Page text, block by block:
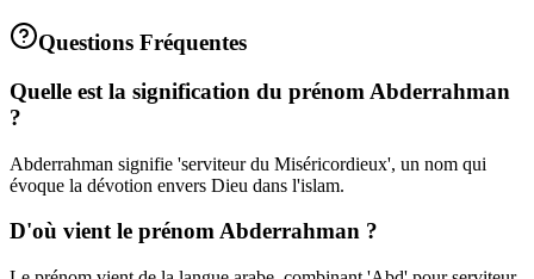
Questions Fréquentes
Quelle est la signification du prénom Abderrahman
?
Abderrahman signifie 'serviteur du Miséricordieux', un nom qui
évoque la dévotion envers Dieu dans l'islam.
D'où vient le prénom Abderrahman ?